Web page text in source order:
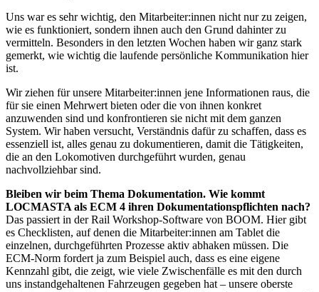
Uns war es sehr wichtig, den Mitarbeiter:innen nicht nur zu zeigen,
wie es funktioniert, sondern ihnen auch den Grund dahinter zu
vermitteln. Besonders in den letzten Wochen haben wir ganz stark
gemerkt, wie wichtig die laufende persönliche Kommunikation hier
ist.
Wir ziehen für unsere Mitarbeiter:innen jene Informationen raus, die
für sie einen Mehrwert bieten oder die von ihnen konkret
anzuwenden sind und konfrontieren sie nicht mit dem ganzen
System. Wir haben versucht, Verständnis dafür zu schaffen, dass es
essenziell ist, alles genau zu dokumentieren, damit die Tätigkeiten,
die an den Lokomotiven durchgeführt wurden, genau
nachvollziehbar sind.
Bleiben wir beim Thema Dokumentation. Wie kommt
LOCMASTA als ECM 4 ihren Dokumentationspflichten nach?
Das passiert in der Rail Workshop-Software von BOOM. Hier gibt
es Checklisten, auf denen die Mitarbeiter:innen am Tablet die
einzelnen, durchgeführten Prozesse aktiv abhaken müssen. Die
ECM-Norm fordert ja zum Beispiel auch, dass es eine eigene
Kennzahl gibt, die zeigt, wie viele Zwischenfälle es mit den durch
uns instandgehaltenen Fahrzeugen gegeben hat – unsere oberste